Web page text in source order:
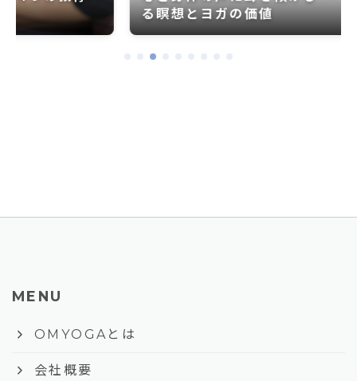
る瞑想とヨガの価値
MENU
keyboard_arrow_right OMYOGAとは
keyboard_arrow_right 会社概要